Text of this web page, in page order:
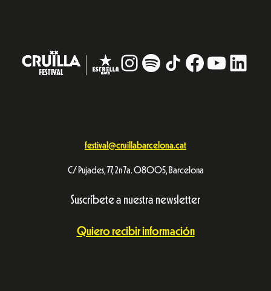
Instagram
# TikTokFacebook
festival@cruillabarcelona.cat
C/ Pujades, 77, 2n 7a. 08005, Barcelona
Suscríbete a nuestra newsletter
Quiero recibir información